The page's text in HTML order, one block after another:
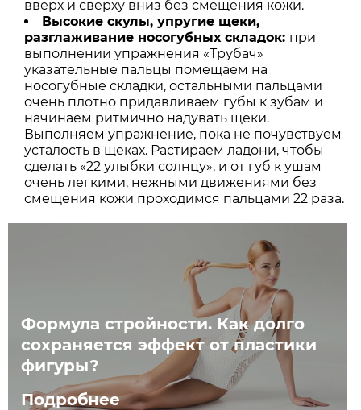
вверх и сверху вниз без смещения кожи.
Высокие скулы, упругие щеки,
разглаживание носогубных складок: при
выполнении упражнения «Трубач»
указательные пальцы помещаем на
носогубные складки, остальными пальцами
очень плотно придавливаем губы к зубам и
начинаем ритмично надувать щеки.
Выполняем упражнение, пока не почувствуем
усталость в щеках. Растираем ладони, чтобы
сделать «22 улыбки солнцу», и от губ к ушам
очень легкими, нежными движениями без
смещения кожи проходимся пальцами 22 раза.
Формула стройности. Как долго
сохраняется эффект от пластики
фигуры?
Подробнее